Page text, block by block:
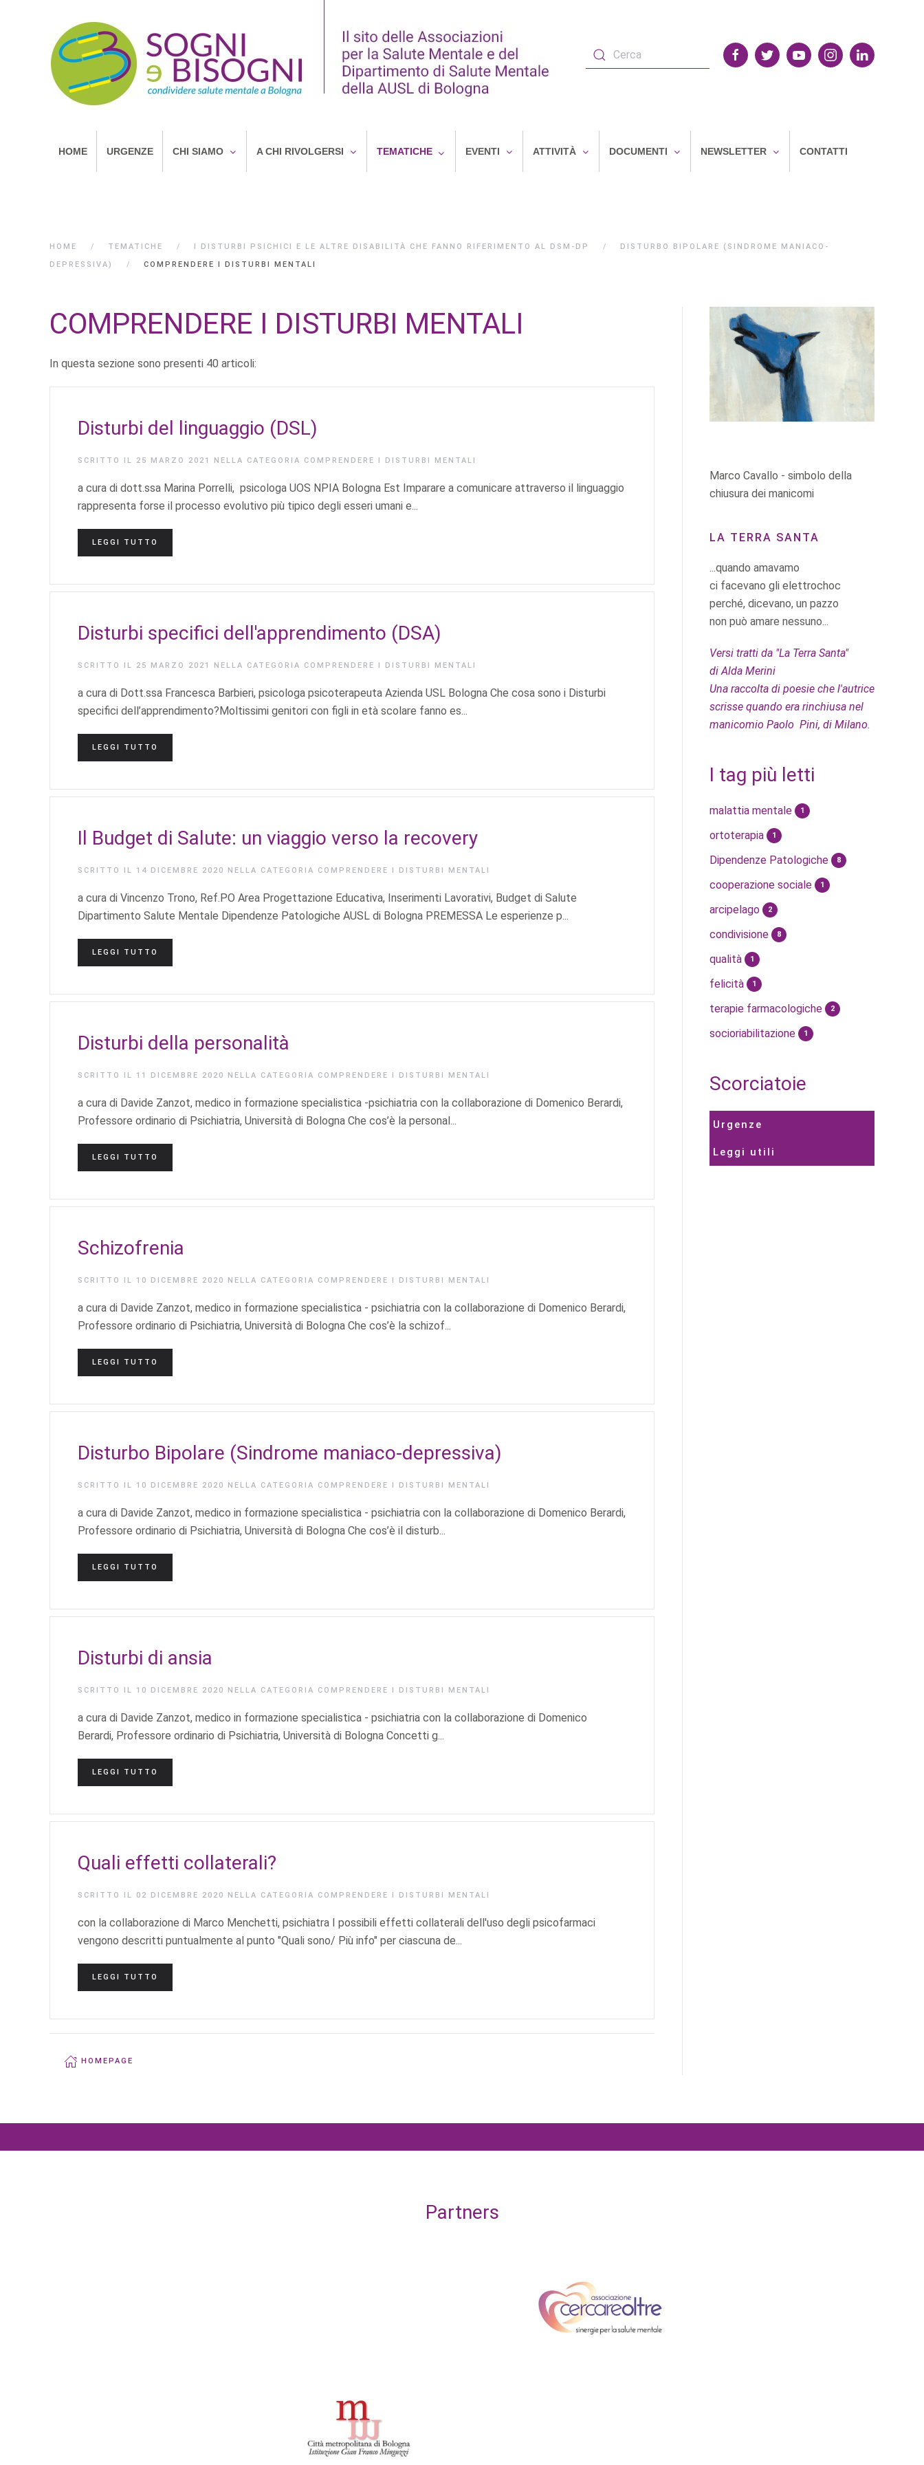
HOME URGENZE CHI SIAMO A CHI RIVOLGERSI TEMATICHE EVENTI ATTIVITÀ DOCUMENTI NEWSLETTER CONTATTI
HOME TEMATICHE I DISTURBI PSICHICI E LE ALTRE DISABILITÀ CHE FANNO RIFERIMENTO AL DSM-DP
DISTURBO BIPOLARE (SINDROME MANIACO-
DEPRESSIVA)
COMPRENDERE I DISTURBI MENTALI
COMPRENDERE I DISTURBI MENTALI
In questa sezione sono presenti 40 articoli:
Disturbi del linguaggio (DSL)
SCRITTO IL 25 MARZO 2021 NELLA CATEGORIA COMPRENDERE I DISTURBI MENTALI
a cura di dott.ssa Marina Porrelli, psicologa UOS NPIA Bologna Est Imparare a comunicare attraverso il linguaggio
rappresenta forse il processo evolutivo più tipico degli esseri umani e...
LEGGI TUTTO
Disturbi specifici dell'apprendimento (DSA)
SCRITTO IL 25 MARZO 2021 NELLA CATEGORIA COMPRENDERE I DISTURBI MENTALI
a cura di Dott.ssa Francesca Barbieri, psicologa psicoterapeuta Azienda USL Bologna Che cosa sono i Disturbi
specifici dell’apprendimento?Moltissimi genitori con figli in età scolare fanno es...
LEGGI TUTTO
Il Budget di Salute: un viaggio verso la recovery
SCRITTO IL 14 DICEMBRE 2020 NELLA CATEGORIA COMPRENDERE I DISTURBI MENTALI
a cura di Vincenzo Trono, Ref.PO Area Progettazione Educativa, Inserimenti Lavorativi, Budget di Salute
Dipartimento Salute Mentale Dipendenze Patologiche AUSL di Bologna PREMESSA Le esperienze p...
LEGGI TUTTO
Disturbi della personalità
SCRITTO IL 11 DICEMBRE 2020 NELLA CATEGORIA COMPRENDERE I DISTURBI MENTALI
a cura di Davide Zanzot, medico in formazione specialistica -psichiatria con la collaborazione di Domenico Berardi,
Professore ordinario di Psichiatria, Università di Bologna Che cos’è la personal...
LEGGI TUTTO
Schizofrenia
SCRITTO IL 10 DICEMBRE 2020 NELLA CATEGORIA COMPRENDERE I DISTURBI MENTALI
a cura di Davide Zanzot, medico in formazione specialistica - psichiatria con la collaborazione di Domenico Berardi,
Professore ordinario di Psichiatria, Università di Bologna Che cos’è la schizof...
LEGGI TUTTO
Disturbo Bipolare (Sindrome maniaco-depressiva)
SCRITTO IL 10 DICEMBRE 2020 NELLA CATEGORIA COMPRENDERE I DISTURBI MENTALI
a cura di Davide Zanzot, medico in formazione specialistica - psichiatria con la collaborazione di Domenico Berardi,
Professore ordinario di Psichiatria, Università di Bologna Che cos’è il disturb...
LEGGI TUTTO
Disturbi di ansia
SCRITTO IL 10 DICEMBRE 2020 NELLA CATEGORIA COMPRENDERE I DISTURBI MENTALI
a cura di Davide Zanzot, medico in formazione specialistica - psichiatria con la collaborazione di Domenico
Berardi, Professore ordinario di Psichiatria, Università di Bologna Concetti g...
LEGGI TUTTO
Quali effetti collaterali?
SCRITTO IL 02 DICEMBRE 2020 NELLA CATEGORIA COMPRENDERE I DISTURBI MENTALI
con la collaborazione di Marco Menchetti, psichiatra I possibili effetti collaterali dell'uso degli psicofarmaci
vengono descritti puntualmente al punto "Quali sono/ Più info" per ciascuna de...
LEGGI TUTTO
HOMEPAGE
Marco Cavallo - simbolo della
chiusura dei manicomi
LA TERRA SANTA
...quando amavamo
ci facevano gli elettrochoc
perché, dicevano, un pazzo
non può amare nessuno...
Versi tratti da "La Terra Santa"
di Alda Merini
Una raccolta di poesie che l'autrice
scrisse quando era rinchiusa nel
manicomio Paolo Pini, di Milano.
I tag più letti
malattia mentale 1
ortoterapia 1
Dipendenze Patologiche 8
cooperazione sociale 1
arcipelago 2
condivisione 8
qualità 1
felicità 1
terapie farmacologiche 2
socioriabilitazione 1
Scorciatoie
Urgenze
Leggi utili
Partners